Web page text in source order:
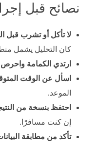
نصائح قبل
لا تأكل أو تشرب قبل
كان التحليل يشمل
ارتدي الكمامة واحرص
اسأل عن الوقت
الموعد.
احتفظ بنسخة من
إن كنت مسافرًا.
تأكد من مطابقة